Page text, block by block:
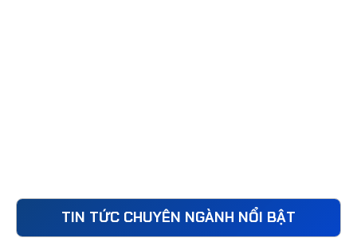
TIN TỨC CHUYÊN NGÀNH NỔI BẬT